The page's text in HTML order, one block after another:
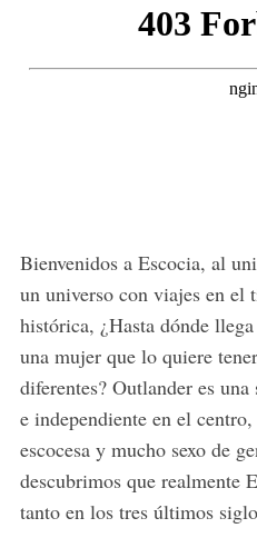
Bienvenidos a Escocia, al
un universo con viajes en el
histórica, ¿Hasta dónde
una mujer que lo quiere
diferentes? Outlander es
e independiente en el
escocesa y mucho sexo de
descubrimos que realmente
tanto en los tres últimos